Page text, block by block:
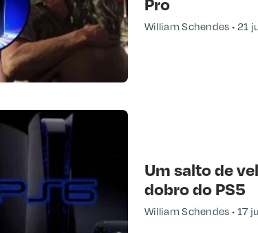
William Schendes 21
Um salto de
dobro do PS5
William Schendes 17